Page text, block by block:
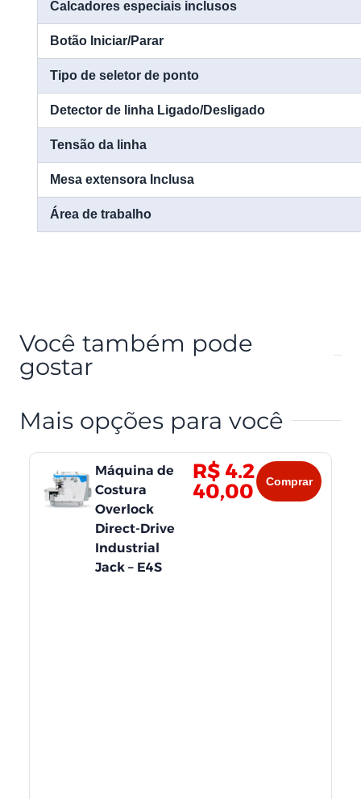
Calcadores especiais inclusos
Botão Iniciar/Parar
Tipo de seletor de ponto
Detector de linha Ligado/Desligado
Tensão da linha
Mesa extensora Inclusa
Área de trabalho
Você também pode
gostar
Mais opções para você
Máquina de
Costura
Overlock
Direct-Drive
Industrial
Jack – E4S
R$ 4.2
40,00
Comprar